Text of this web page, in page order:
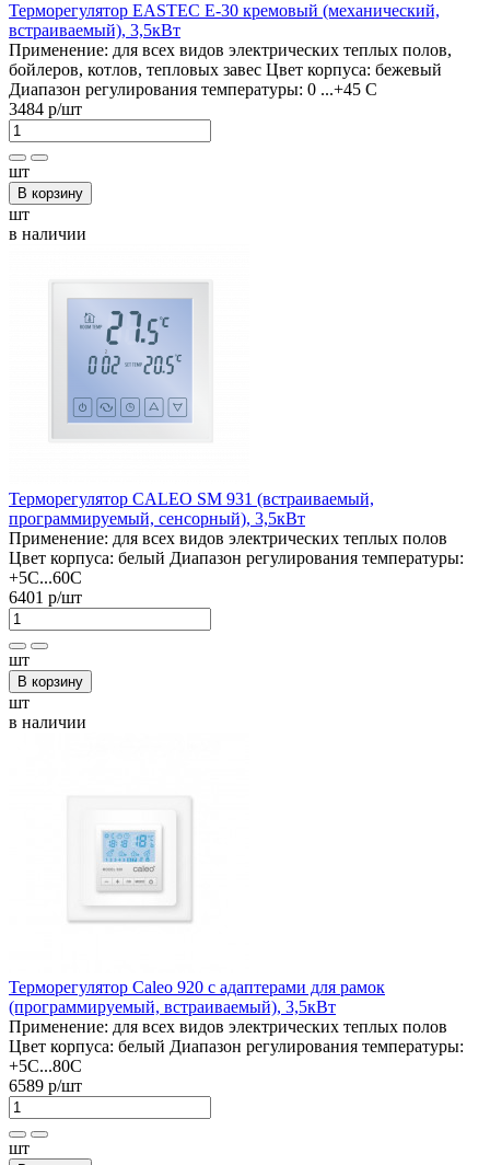
Терморегулятор EASTEC Е-30 кремовый (механический,
встраиваемый), 3,5кВт
Применение: для всех видов электрических теплых полов,
бойлеров, котлов, тепловых завес Цвет корпуса: бежевый
Диапазон регулирования температуры: 0 ...+45 С
3484 р/шт
шт
В корзину
шт
в наличии
Терморегулятор CALEO SM 931 (встраиваемый,
программируемый, сенсорный), 3,5кВт
Применение: для всех видов электрических теплых полов
Цвет корпуса: белый Диапазон регулирования температуры:
+5С...60С
6401 р/шт
шт
В корзину
шт
в наличии
Терморегулятор Caleo 920 с адаптерами для рамок
(программируемый, встраиваемый), 3,5кВт
Применение: для всех видов электрических теплых полов
Цвет корпуса: белый Диапазон регулирования температуры:
+5С...80С
6589 р/шт
шт